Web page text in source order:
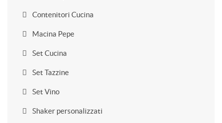
Contenitori Cucina
Macina Pepe
Set Cucina
Set Tazzine
Set Vino
Shaker personalizzati